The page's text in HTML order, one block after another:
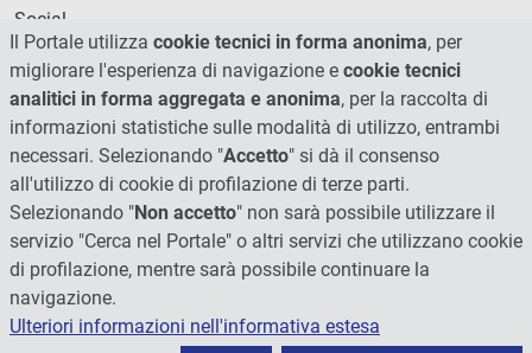
Social
Il Portale utilizza cookie tecnici in forma anonima, per
migliorare l'esperienza di navigazione e cookie tecnici
analitici in forma aggregata e anonima, per la raccolta di
informazioni statistiche sulle modalità di utilizzo, entrambi
necessari. Selezionando "Accetto" si dà il consenso
all'utilizzo di cookie di profilazione di terze parti.
Selezionando "Non accetto" non sarà possibile utilizzare il
servizio "Cerca nel Portale" o altri servizi che utilizzano cookie
di profilazione, mentre sarà possibile continuare la
navigazione.
Ulteriori informazioni nell'informativa estesa